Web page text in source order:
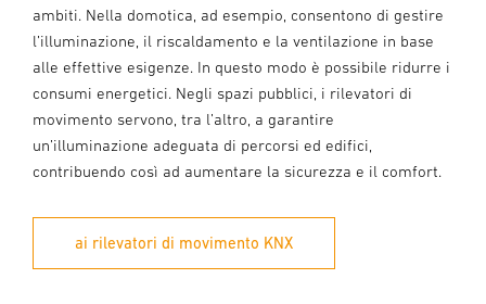
ambiti. Nella domotica, ad esempio, consentono di gestire
l’illuminazione, il riscaldamento e la ventilazione in base
alle effettive esigenze. In questo modo è possibile ridurre i
consumi energetici. Negli spazi pubblici, i rilevatori di
movimento servono, tra l’altro, a garantire
un’illuminazione adeguata di percorsi ed edifici,
contribuendo così ad aumentare la sicurezza e il comfort.
ai rilevatori di movimento KNX